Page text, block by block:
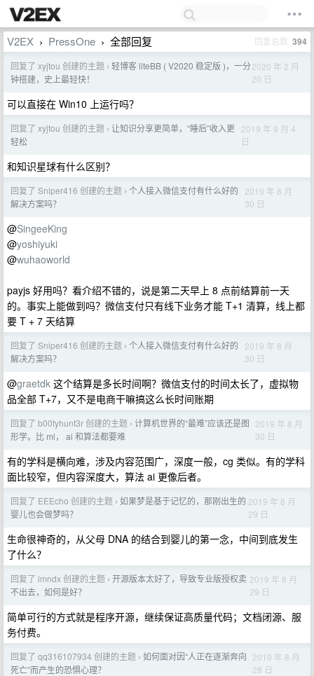
V2EX › PressOne › 全部回复 回复总数 394
回复了 xyjtou 创建的主题 › 轻博客 liteBB ( V2020 稳定版 )，一分
钟搭建，史上最轻快！
2020 年 2 月
20 日
可以直接在 Win10 上运行吗？
回复了 xyjtou 创建的主题 › 让知识分享更简单，“睡后”收入更
轻松
2019 年 9 月 4
日
和知识星球有什么区别？
回复了 Sniper416 创建的主题 › 个人接入微信支付有什么好的
解决方案吗？
2019 年 8 月
30 日
@SingeeKing
@yoshiyuki
@wuhaoworld
payjs 好用吗？看介绍不错的，说是第二天早上 8 点前结算前一天
的。事实上能做到吗？微信支付只有线下业务才能 T+1 清算，线上都
要 T + 7 天结算
回复了 Sniper416 创建的主题 › 个人接入微信支付有什么好的
解决方案吗？
2019 年 8 月
30 日
@graetdk 这个结算是多长时间啊？微信支付的时间太长了，虚拟物
品全部 T+7，又不是电商干嘛搞这么长时间账期
回复了 b00tyhunt3r 创建的主题 › 计算机世界的“最难”应该还是图
形学。比 ml， ai 和算法都要难
2019 年 8 月
30 日
有的学科是横向难，涉及内容范围广，深度一般，cg 类似。有的学科
面比较窄，但内容深度大，算法 ai 更像后者。
回复了 EEEcho 创建的主题 › 如果梦是基于记忆的，那刚出生的
婴儿也会做梦吗？
2019 年 8 月
29 日
生命很神奇的，从父母 DNA 的结合到婴儿的第一念，中间到底发生
了什么？
回复了 imndx 创建的主题 › 开源版本太好了，导致专业版授权卖
不出去，如何是好？
2019 年 8 月
29 日
简单可行的方式就是程序开源，继续保证高质量代码；文档闭源、服
务付费。
回复了 qq316107934 创建的主题 › 如何面对因“人正在逐渐奔向
死亡”而产生的恐惧心理？
2019 年 8 月
28 日